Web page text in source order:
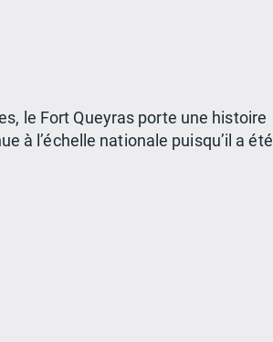
le Fort Queyras porte une histoire
à l’échelle nationale puisqu’il a été